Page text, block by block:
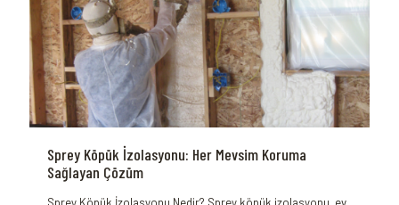
Sprey Köpük İzolasyonu: Her Mevsim Koruma
Sağlayan Çözüm
Sprey Köpük İzolasyonu Nedir? Sprey köpük izolasyonu, ev